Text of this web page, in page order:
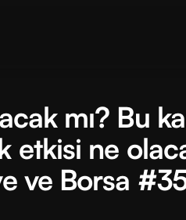
mı? Bu
etkisi ne
ve Borsa